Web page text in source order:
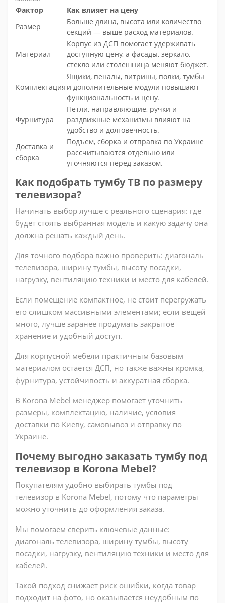
Фактор
Как влияет на цену
Размер
Больше длина, высота или количество
секций — выше расход материалов.
Материал
Корпус из ДСП помогает удерживать
доступную цену, а фасады, зеркало,
стекло или столешница меняют бюджет.
Комплектация
Ящики, пеналы, витрины, полки, тумбы
и дополнительные модули повышают
функциональность и цену.
Фурнитура
Петли, направляющие, ручки и
раздвижные механизмы влияют на
удобство и долговечность.
Доставка и
сборка
Подъем, сборка и отправка по Украине
рассчитываются отдельно или
уточняются перед заказом.
Как подобрать тумбу ТВ по размеру
телевизора?
Начинать выбор лучше с реального сценария: где
будет стоять выбранная модель и какую задачу она
должна решать каждый день.
Для точного подбора важно проверить: диагональ
телевизора, ширину тумбы, высоту посадки,
нагрузку, вентиляцию техники и место для кабелей.
Если помещение компактное, не стоит перегружать
его слишком массивными элементами; если вещей
много, лучше заранее продумать закрытое
хранение и удобный доступ.
Для корпусной мебели практичным базовым
материалом остается ДСП, но также важны кромка,
фурнитура, устойчивость и аккуратная сборка.
В Korona Mebel менеджер помогает уточнить
размеры, комплектацию, наличие, условия
доставки по Киеву, самовывоз и отправку по
Украине.
Почему выгодно заказать тумбу под
телевизор в Korona Mebel?
Покупателям удобно выбирать тумбы под
телевизор в Korona Mebel, потому что параметры
можно уточнить до оформления заказа.
Мы помогаем сверить ключевые данные:
диагональ телевизора, ширину тумбы, высоту
посадки, нагрузку, вентиляцию техники и место для
кабелей.
Такой подход снижает риск ошибки, когда товар
подходит на фото, но оказывается неудобным по